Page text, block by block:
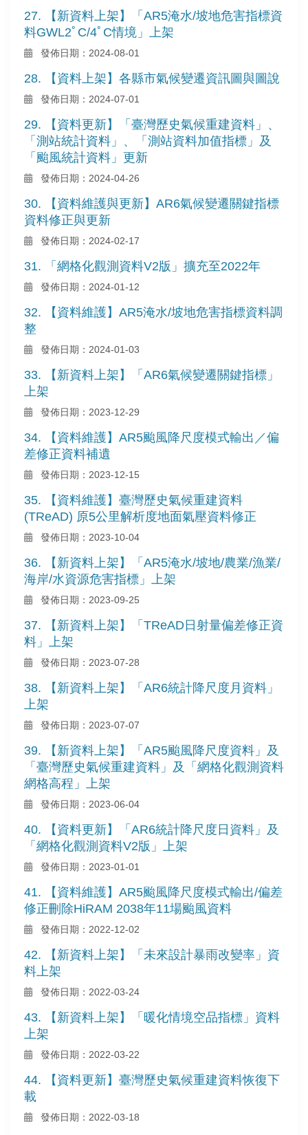
27. 【新資料上架】「AR5淹水/坡地危害指標資
料GWL2ﾟC/4ﾟC情境」上架
發佈日期：2024-08-01
28. 【資料上架】各縣市氣候變遷資訊圖與圖說
發佈日期：2024-07-01
29. 【資料更新】「臺灣歷史氣候重建資料」、
「測站統計資料」、「測站資料加值指標」及
「颱風統計資料」更新
發佈日期：2024-04-26
30. 【資料維護與更新】AR6氣候變遷關鍵指標
資料修正與更新
發佈日期：2024-02-17
31. 「網格化觀測資料V2版」擴充至2022年
發佈日期：2024-01-12
32. 【資料維護】AR5淹水/坡地危害指標資料調
整
發佈日期：2024-01-03
33. 【新資料上架】「AR6氣候變遷關鍵指標」
上架
發佈日期：2023-12-29
34. 【資料維護】AR5颱風降尺度模式輸出／偏
差修正資料補遺
發佈日期：2023-12-15
35. 【資料維護】臺灣歷史氣候重建資料
(TReAD) 原5公里解析度地面氣壓資料修正
發佈日期：2023-10-04
36. 【新資料上架】「AR5淹水/坡地/農業/漁業/
海岸/水資源危害指標」上架
發佈日期：2023-09-25
37. 【新資料上架】「TReAD日射量偏差修正資
料」上架
發佈日期：2023-07-28
38. 【新資料上架】「AR6統計降尺度月資料」
上架
發佈日期：2023-07-07
39. 【新資料上架】「AR5颱風降尺度資料」及
「臺灣歷史氣候重建資料」及「網格化觀測資料
網格高程」上架
發佈日期：2023-06-04
40. 【資料更新】「AR6統計降尺度日資料」及
「網格化觀測資料V2版」上架
發佈日期：2023-01-01
41. 【資料維護】AR5颱風降尺度模式輸出/偏差
修正刪除HiRAM 2038年11場颱風資料
發佈日期：2022-12-02
42. 【新資料上架】「未來設計暴雨改變率」資
料上架
發佈日期：2022-03-24
43. 【新資料上架】「暖化情境空品指標」資料
上架
發佈日期：2022-03-22
44. 【資料更新】臺灣歷史氣候重建資料恢復下
載
發佈日期：2022-03-18